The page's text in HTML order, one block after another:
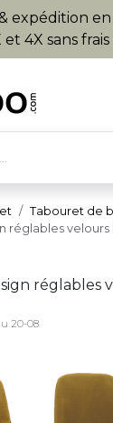
expédition
4X sans
Tabouret de
réglables velours
réglables
20-08